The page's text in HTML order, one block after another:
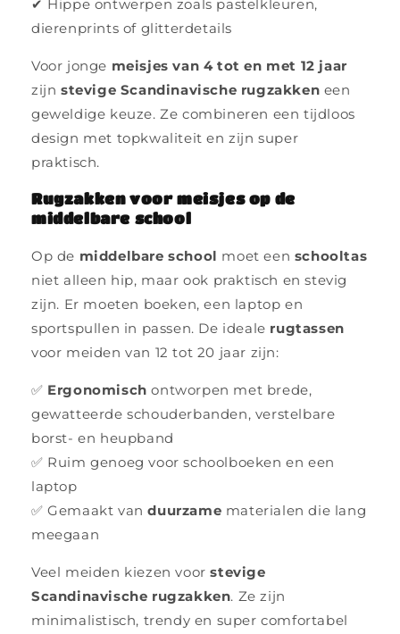
✔ Hippe ontwerpen zoals pastelkleuren,
dierenprints of glitterdetails
Voor jonge meisjes van 4 tot en met 12 jaar
zijn stevige Scandinavische rugzakken een
geweldige keuze. Ze combineren een tijdloos
design met topkwaliteit en zijn super
praktisch.
Rugzakken voor meisjes op de
middelbare school
Op de middelbare school moet een schooltas
niet alleen hip, maar ook praktisch en stevig
zijn. Er moeten boeken, een laptop en
sportspullen in passen. De ideale rugtassen
voor meiden van 12 tot 20 jaar zijn:
✅ Ergonomisch ontworpen met brede,
gewatteerde schouderbanden, verstelbare
borst- en heupband
✅ Ruim genoeg voor schoolboeken en een
laptop
✅ Gemaakt vanduurzame materialen die lang
meegaan
Veel meiden kiezen voorstevige
Scandinavische rugzakken. Ze zijn
minimalistisch, trendy en super comfortabel